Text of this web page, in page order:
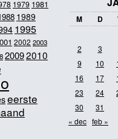
1979 1981
1989
1995
2002 2003
20092010
eerste
M D
2
3
9
10
16
17
23
24
30
31
« dec feb »